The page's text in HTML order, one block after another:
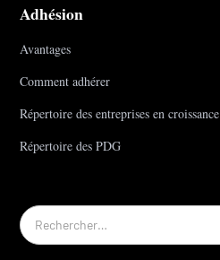
Adhésion
Avantages
Comment adhérer
Répertoire des entreprises en croissance
Répertoire des PDG